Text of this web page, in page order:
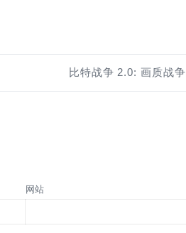
比特战争 2.0: 画质战争
网站